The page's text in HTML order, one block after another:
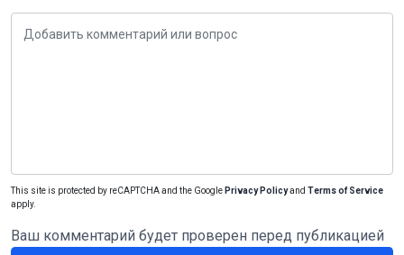
This site is protected by reCAPTCHA and the Google Privacy Policyand Terms of Service
apply.
Ваш комментарий будет проверен перед публикацией